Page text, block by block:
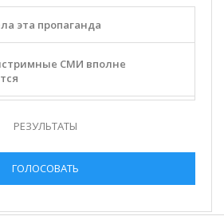
эта пропаганда
СМИ вполне
РЕЗУЛЬТАТЫ
ГОЛОСОВАТЬ